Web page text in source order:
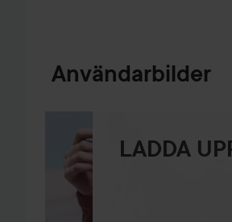
Användarbilder
LADDA